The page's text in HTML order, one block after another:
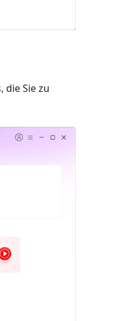
die Sie zu